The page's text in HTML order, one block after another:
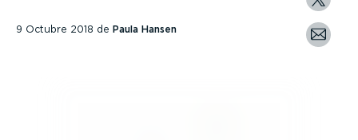
9 Octubre 2018 de Paula Hansen